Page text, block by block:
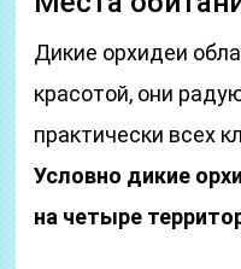
Дикие орхидеи
красотой, они
практически всех
Условно дикие
на четыре